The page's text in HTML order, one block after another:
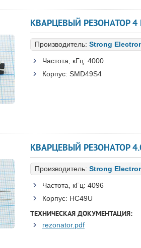
КВАРЦЕВЫЙ РЕЗОНАТОР 4
Производитель: Strong
Частота, кГц: 4000
Корпус: SMD49S4
КВАРЦЕВЫЙ РЕЗОНАТОР
Производитель: Strong
Частота, кГц: 4096
Корпус: HC49U
ТЕХНИЧЕСКАЯ ДОКУМЕНТАЦИЯ:
rezonator.pdf